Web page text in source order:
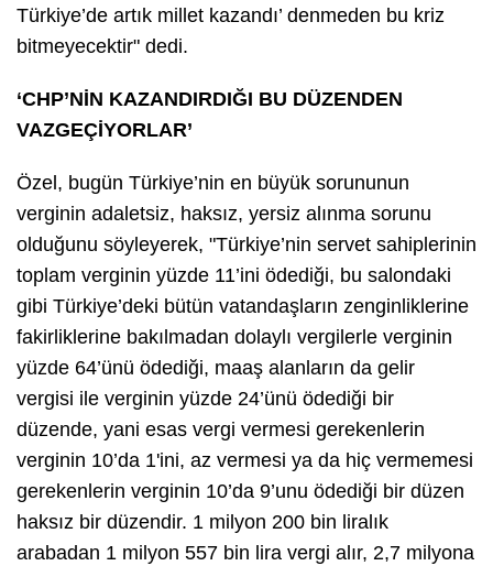
Türkiye’de artık millet kazandı’ denmeden bu kriz
bitmeyecektir" dedi.
‘CHP’NİN KAZANDIRDIĞI BU DÜZENDEN
VAZGEÇİYORLAR’
Özel, bugün Türkiye’nin en büyük sorununun
verginin adaletsiz, haksız, yersiz alınma sorunu
olduğunu söyleyerek, "Türkiye’nin servet sahiplerinin
toplam verginin yüzde 11’ini ödediği, bu salondaki
gibi Türkiye’deki bütün vatandaşların zenginliklerine
fakirliklerine bakılmadan dolaylı vergilerle verginin
yüzde 64’ünü ödediği, maaş alanların da gelir
vergisi ile verginin yüzde 24’ünü ödediği bir
düzende, yani esas vergi vermesi gerekenlerin
verginin 10’da 1'ini, az vermesi ya da hiç vermemesi
gerekenlerin verginin 10’da 9’unu ödediği bir düzen
haksız bir düzendir. 1 milyon 200 bin liralık
arabadan 1 milyon 557 bin lira vergi alır, 2,7 milyona